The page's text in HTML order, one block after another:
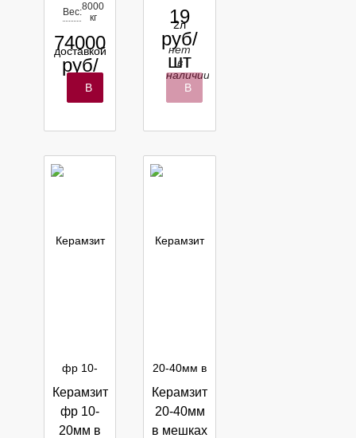
Вес:8000
кг
74000
руб/
м3
В
19
руб/
шт
нет
в
наличии
В
Керамзит
фр 10-
20мм в
Керамзит
20-40мм
в мешках